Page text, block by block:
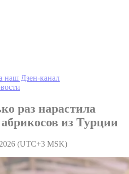
наш Дзен-канал
раз нарастила
из Турции
(UTC+3 MSK)